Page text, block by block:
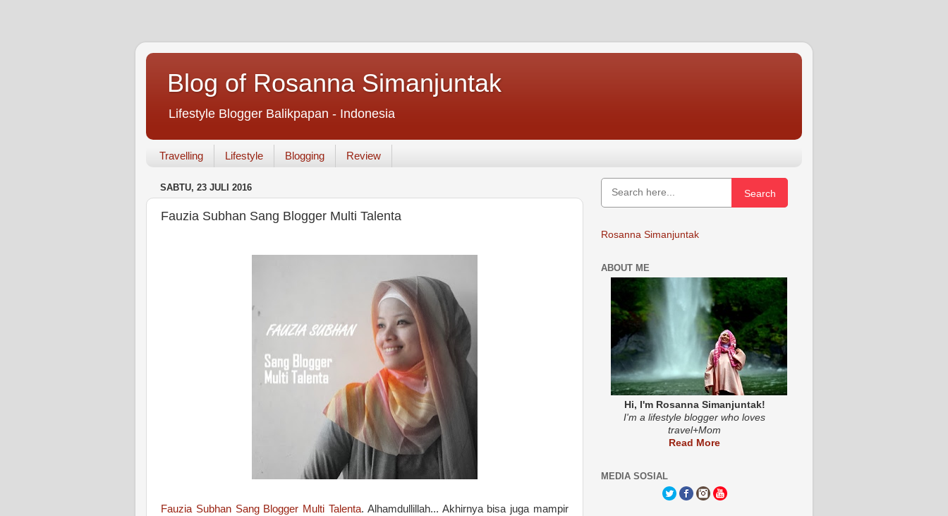
Blog of Rosanna Simanjuntak
Lifestyle Blogger Balikpapan - Indonesia
Travelling Lifestyle Blogging Review
SABTU, 23 JULI 2016
Fauzia Subhan Sang Blogger Multi Talenta
Fauzia Subhan Sang Blogger Multi Talenta. Alhamdullillah... Akhirnya bisa juga mampir
Search
Rosanna Simanjuntak
ABOUT ME
Hi, I'm Rosanna Simanjuntak!
I'm a lifestyle blogger who loves
travel+Mom
Read More
MEDIA SOSIAL